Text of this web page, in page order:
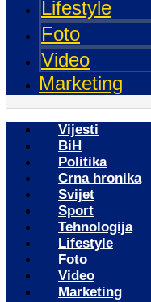
Lifestyle
Foto
Video
Marketing
Vijesti
BiH
Politika
Crna hronika
Svijet
Sport
Tehnologija
Lifestyle
Foto
Video
Marketing